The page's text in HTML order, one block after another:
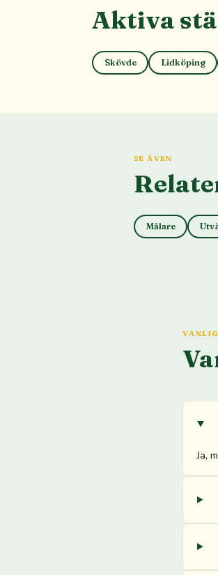
Aktiva
Skövde Lidköping
SE ÄVEN
Målare
Ja,